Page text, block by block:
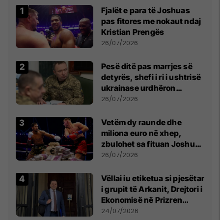
Fjalët e para të Joshuas
pas fitores me nokaut ndaj
Kristian Prengës
26/07/2026
Pesë ditë pas marrjes së
detyrës, shefi i ri i ushtrisë
ukrainase urdhëron
kontroll të madh
26/07/2026
Vetëm dy raunde dhe
miliona euro në xhep,
zbulohet sa fituan Joshua
e Prenga
26/07/2026
Vëllai iu etiketua si pjesëtar
i grupit të Arkanit, Drejtori i
Ekonomisë në Prizren
mohon pretendimet
24/07/2026